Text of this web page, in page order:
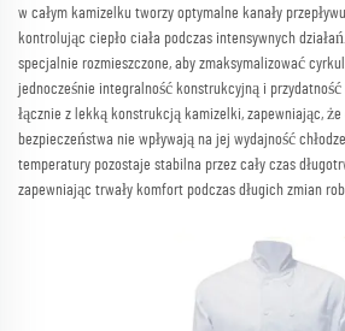
w całym kamizelku tworzy optymalne kanały
kontrolując ciepło ciała podczas intensywnych
specjalnie rozmieszczone, aby zmaksymalizować
jednocześnie integralność konstrukcyjną i przydatność
łącznie z lekką konstrukcją kamizelki, zapewniając,
bezpieczeństwa nie wpływają na jej wydajność
temperatury pozostaje stabilna przez cały czas
zapewniając trwały komfort podczas długich zmian